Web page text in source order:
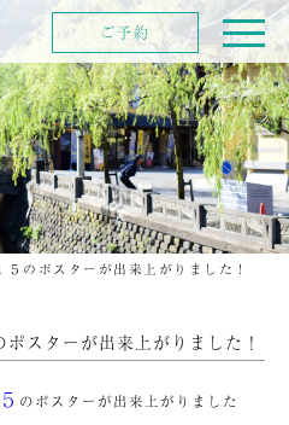
のポスターが出来上がりました！
スターが出来上がりました！
のポスターが出来上がりました
ご予約